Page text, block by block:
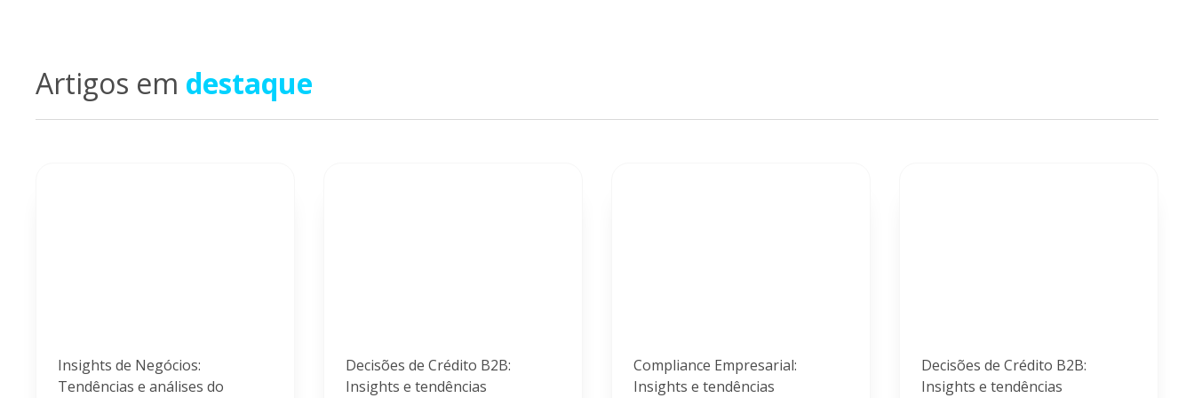
Artigos em destaque
Insights de Negócios:
Tendências e análises do
Decisões de Crédito B2B:
Insights e tendências
Compliance Empresarial:
Insights e tendências
Decisões de Crédito B2B:
Insights e tendências